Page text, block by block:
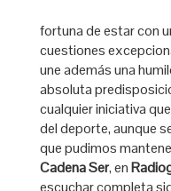
fortuna de estar con
cuestiones
une además una
absoluta
cualquier iniciativa
del deporte, aunque
que pudimos
Cadena Ser, en
escuchar completa